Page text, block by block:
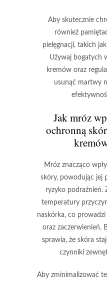
Aby skutecznie
również
pielęgnacji, takich
Używaj bogatych
kremów oraz
usunąć martwy
Jak mróz
ochronną
Mróz znacząco
skóry, powodując jej
ryzyko podrażnień.
temperatury
naskórka, co
oraz zaczerwienień.
sprawia, że skóra
czynniki
Aby zminimalizować